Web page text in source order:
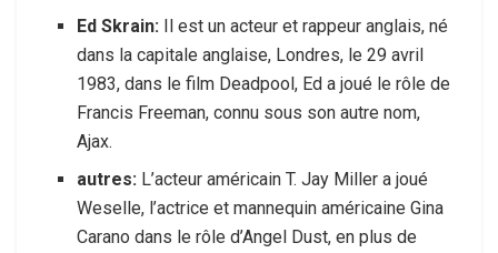
Ed Skrain: Il est un acteur et rappeur anglais, né
dans la capitale anglaise, Londres, le 29 avril
1983, dans le film Deadpool, Ed a joué le rôle de
Francis Freeman, connu sous son autre nom,
Ajax.
autres: L’acteur américain T. Jay Miller a joué
Weselle, l’actrice et mannequin américaine Gina
Carano dans le rôle d’Angel Dust, en plus de